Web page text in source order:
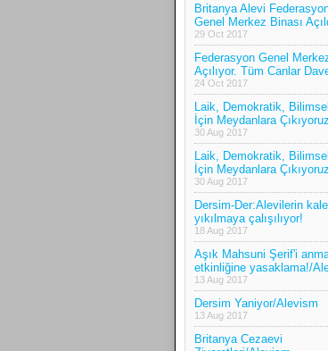
Britanya Alevi
Genel Merkez Binası
29 Oct 2017
Federasyon Genel
Açılıyor. Tüm Canlar
24 Oct 2017
Laik, Demokratik,
İçin Meydanlara
30 Aug 2017
Laik, Demokratik,
İçin Meydanlara
30 Aug 2017
Dersim-Der:Alevilerin
yıkılmaya çalışılıyor!
18 Aug 2017
Aşık Mahsuni Şerif'i
etkinliğine yasaklama!/
13 Aug 2017
Dersim Yaniyor/Alevism
13 Aug 2017
Britanya Cezaevi